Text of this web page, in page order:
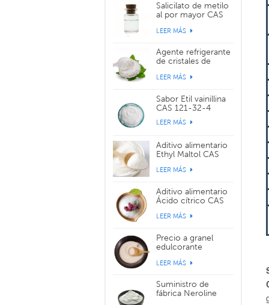
Salicilato de metilo
al por mayor CAS
LEER MÁS
Agente refrigerante
de cristales de
39711-79-0
LEER MÁS
Sabor Etil vainillina
CAS 121-32-4
LEER MÁS
Aditivo alimentario
Ethyl Maltol CAS
LEER MÁS
Aditivo alimentario
Ácido cítrico CAS
LEER MÁS
Precio a granel
edulcorante
sucralosa CAS
LEER MÁS
Suministro de
fábrica Neroline